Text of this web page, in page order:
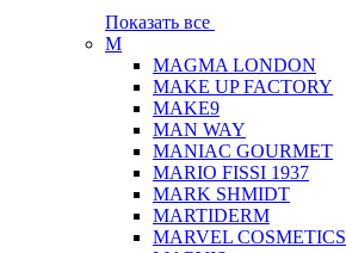
Показать все
M
MAGMA LONDON
MAKE UP FACTORY
MAKE9
MAN WAY
MANIAC GOURMET
MARIO FISSI 1937
MARK SHMIDT
MARTIDERM
MARVEL COSMETICS